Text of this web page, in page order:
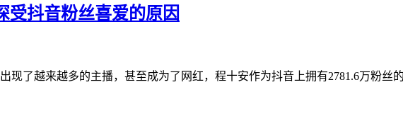
受抖音粉丝喜爱的原因
现了越来越多的主播，甚至成为了网红，程十安作为抖音上拥有2781.6万粉丝